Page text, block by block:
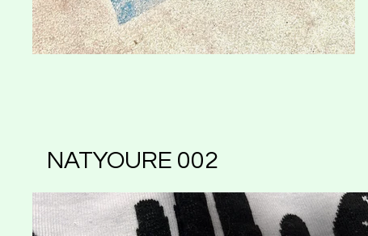
NATYOURE 002